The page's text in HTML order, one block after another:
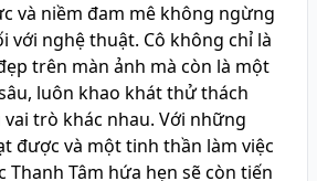
và niềm đam mê không ngừng
với nghệ thuật. Cô không chỉ là
trên màn ảnh mà còn là một
luôn khao khát thử thách
trò khác nhau. Với những
được và một tinh thần làm việc
Thanh Tâm hứa hẹn sẽ còn tiến